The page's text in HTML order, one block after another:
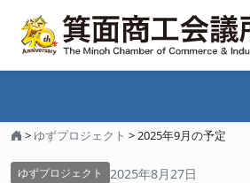
2025年9月
> ゆずプロジェクト >2025年9月の予定
ゆずプロジェクト 2025年8月27日